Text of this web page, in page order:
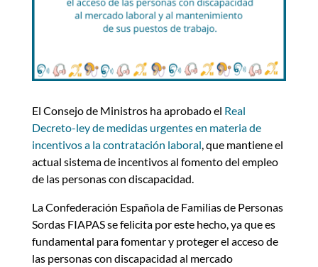
El Consejo de Ministros ha aprobado el Real
Decreto-ley de medidas urgentes en materia de
incentivos a la contratación laboral, que mantiene el
actual sistema de incentivos al fomento del empleo
de las personas con discapacidad.
La Confederación Española de Familias de Personas
Sordas FIAPAS se felicita por este hecho, ya que es
fundamental para fomentar y proteger el acceso de
las personas con discapacidad al mercado